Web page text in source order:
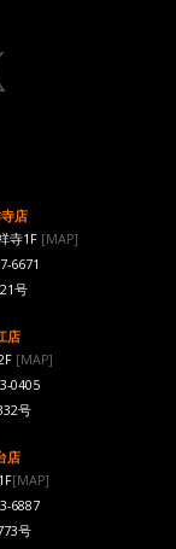
店
寺1F [MAP]
6671
号
店
[MAP]
0405
号
店
[MAP]
6887
号